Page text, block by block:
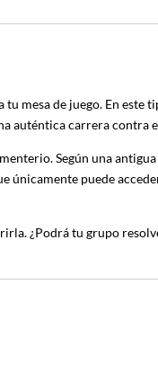
mesa de juego. En este
auténtica carrera contra
Según una
puede
¿Podrá tu grupo